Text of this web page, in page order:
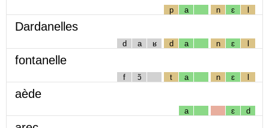
p a n ɛ l
Dardanelles
d a ʁ d a n ɛ l
fontanelle
f ɔ̃ t a n ɛ l
aède
a ɛ d